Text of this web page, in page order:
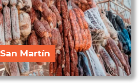
San Martín